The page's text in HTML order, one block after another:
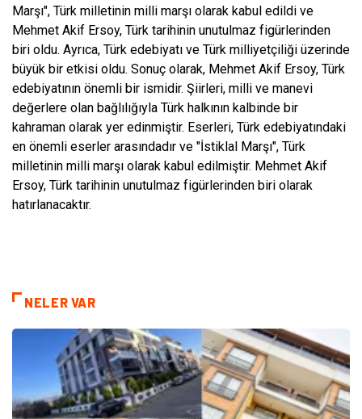
Marşı", Türk milletinin milli marşı olarak kabul edildi ve
Mehmet Akif Ersoy, Türk tarihinin unutulmaz figürlerinden
biri oldu. Ayrıca, Türk edebiyatı ve Türk milliyetçiliği üzerinde
büyük bir etkisi oldu. Sonuç olarak, Mehmet Akif Ersoy, Türk
edebiyatının önemli bir ismidir. Şiirleri, milli ve manevi
değerlere olan bağlılığıyla Türk halkının kalbinde bir
kahraman olarak yer edinmiştir. Eserleri, Türk edebiyatındaki
en önemli eserler arasındadır ve "İstiklal Marşı", Türk
milletinin milli marşı olarak kabul edilmiştir. Mehmet Akif
Ersoy, Türk tarihinin unutulmaz figürlerinden biri olarak
hatırlanacaktır.
NELER VAR